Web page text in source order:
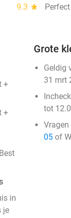
9.3 star
+
+
in
je
Grote
Geldig
31 mrt
tot
Vragen
05 of